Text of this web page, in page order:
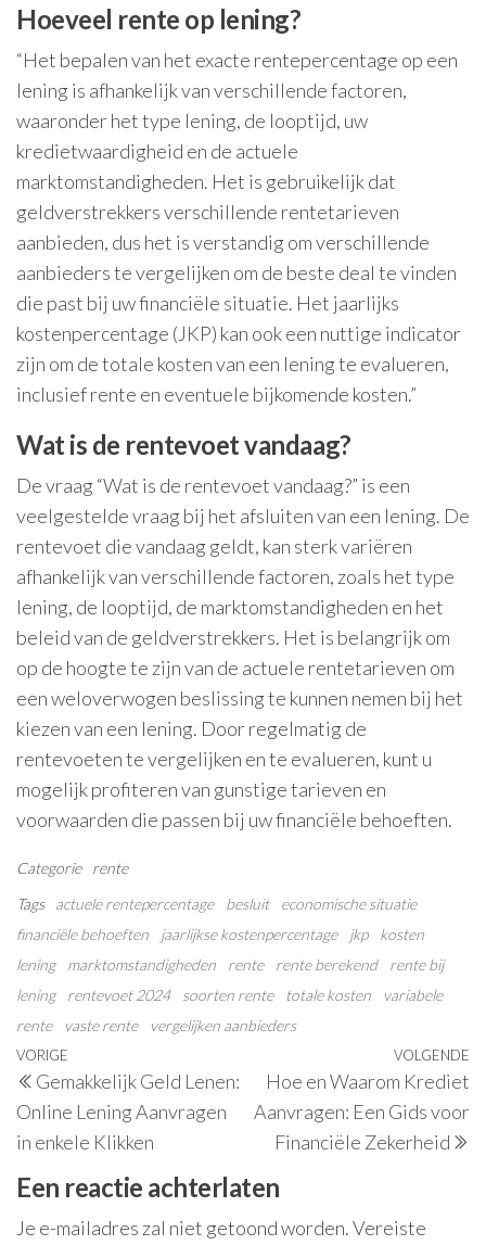
Hoeveel rente op lening?
“Het bepalen van het exacte rentepercentage op een
lening is afhankelijk van verschillende factoren,
waaronder het type lening, de looptijd, uw
kredietwaardigheid en de actuele
marktomstandigheden. Het is gebruikelijk dat
geldverstrekkers verschillende rentetarieven
aanbieden, dus het is verstandig om verschillende
aanbieders te vergelijken om de beste deal te vinden
die past bij uw financiële situatie. Het jaarlijks
kostenpercentage (JKP) kan ook een nuttige indicator
zijn om de totale kosten van een lening te evalueren,
inclusief rente en eventuele bijkomende kosten.”
Wat is de rentevoet vandaag?
De vraag “Wat is de rentevoet vandaag?” is een
veelgestelde vraag bij het afsluiten van een lening. De
rentevoet die vandaag geldt, kan sterk variëren
afhankelijk van verschillende factoren, zoals het type
lening, de looptijd, de marktomstandigheden en het
beleid van de geldverstrekkers. Het is belangrijk om
op de hoogte te zijn van de actuele rentetarieven om
een weloverwogen beslissing te kunnen nemen bij het
kiezen van een lening. Door regelmatig de
rentevoeten te vergelijken en te evalueren, kunt u
mogelijk profiteren van gunstige tarieven en
voorwaarden die passen bij uw financiële behoeften.
Categorie
rente
Tags
actuele rentepercentage besluit
economische situatie
financiële behoeften
jaarlijkse kostenpercentage jkp
kosten
lening
marktomstandigheden rente rente berekend
rente bij
lening
rentevoet 2024 soorten rente totale kosten
variabele
rente
vaste rente vergelijken aanbieders
Berichtnavigatie
Vorig
bericht
VORIGE
Gemakkelijk Geld Lenen:
Online Lening Aanvragen
in enkele Klikken
VOLGENDE
Hoe en Waarom Krediet
Aanvragen: Een Gids voor
Financiële Zekerheid
Een reactie achterlaten
Je e-mailadres zal niet getoond worden.Vereiste